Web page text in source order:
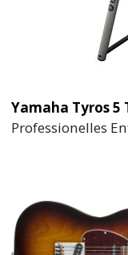
Yamaha Tyros 5
Professionelles